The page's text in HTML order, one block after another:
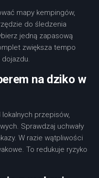
mapy kempingów,
do śledzenia
jedną zapasową
zwiększa tempo
na dziko w
przepisów,
Sprawdzaj uchwały
W razie wątpliwości
To redukuje ryzyko